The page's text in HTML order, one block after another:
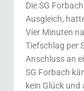
Die SG
Ausgleich,
Vier Minuten
Tiefschlag per
Anschluss an
SG Forbach
kein Glück